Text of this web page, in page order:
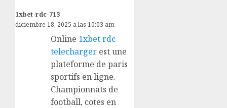
1xbet-rdc-713
diciembre 18, 2025 a las 10:03 am
Online 1xbet rdc
telecharger est une
plateforme de paris
sportifs en ligne.
Championnats de
football, cotes en